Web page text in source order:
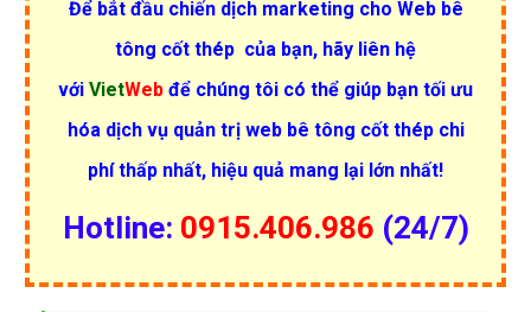
Để bắt đầu chiến dịch marketing cho Web bê
tông cốt thép của bạn, hãy liên hệ
với VietWeb để chúng tôi có thể giúp bạn tối ưu
hóa dịch vụ quản trị web bê tông cốt thép chi
phí thấp nhất, hiệu quả mang lại lớn nhất!
Hotline: 0915.406.986 (24/7)